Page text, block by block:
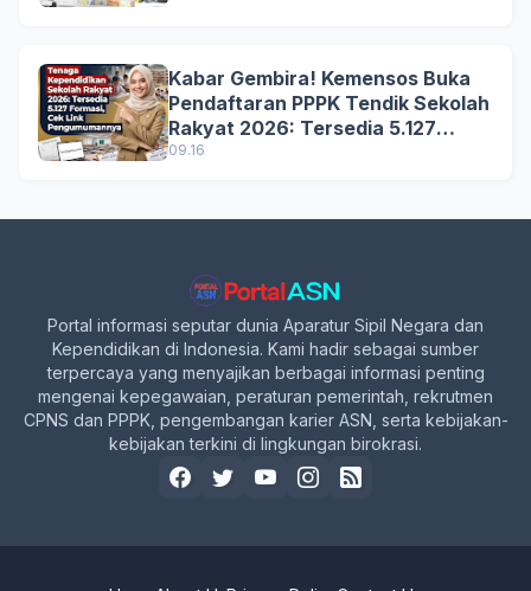
Kabar Gembira! Kemensos Buka
Pendaftaran PPPK Tendik Sekolah
Rakyat 2026: Tersedia 5.127
Formasi, Simak Syarat dan
09.16
Portal informasi seputar dunia Aparatur Sipil Negara dan
Kependidikan di Indonesia. Kami hadir sebagai sumber
terpercaya yang menyajikan berbagai informasi penting
mengenai kepegawaian, peraturan pemerintah, rekrutmen
CPNS dan PPPK, pengembangan karier ASN, serta kebijakan-
kebijakan terkini di lingkungan birokrasi.